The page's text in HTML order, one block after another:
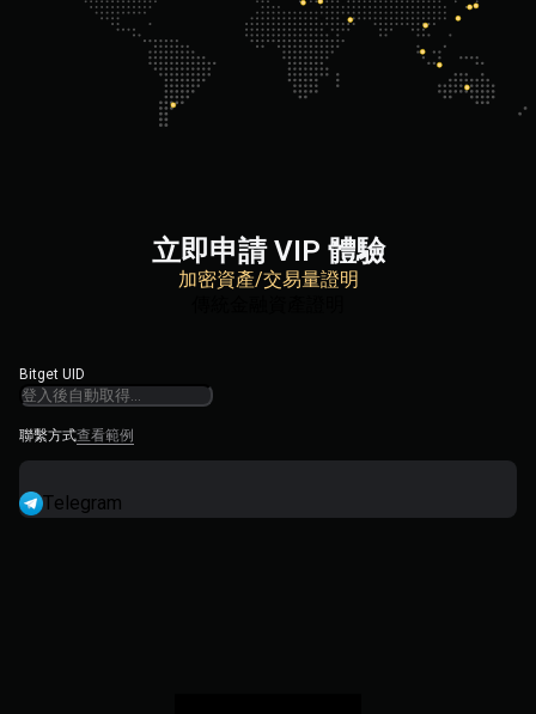
立即申請 VIP 體驗
加密資產/交易量證明
Bitget UID
聯繫方式查看範例
Telegram